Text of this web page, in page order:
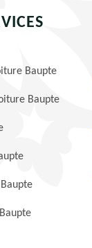
Baupte
Baupte